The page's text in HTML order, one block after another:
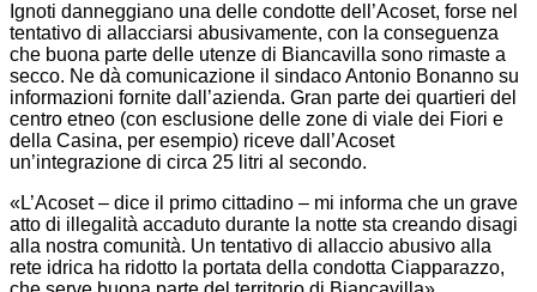
Ignoti danneggiano una delle condotte dell’Acoset, forse nel
tentativo di allacciarsi abusivamente, con la conseguenza
che buona parte delle utenze di Biancavilla sono rimaste a
secco. Ne dà comunicazione il sindaco Antonio Bonanno su
informazioni fornite dall’azienda. Gran parte dei quartieri del
centro etneo (con esclusione delle zone di viale dei Fiori e
della Casina, per esempio) riceve dall’Acoset
un’integrazione di circa 25 litri al secondo.
«L’Acoset – dice il primo cittadino – mi informa che un grave
atto di illegalità accaduto durante la notte sta creando disagi
alla nostra comunità. Un tentativo di allaccio abusivo alla
rete idrica ha ridotto la portata della condotta Ciapparazzo,